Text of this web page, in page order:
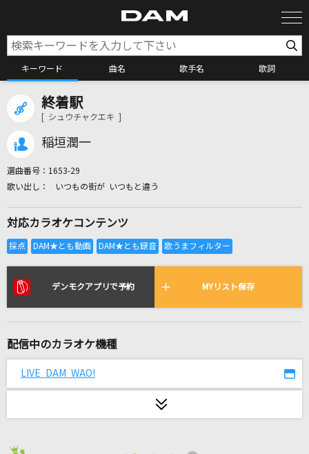
キーワード 曲名 歌手名 歌詞
全国りれき
リアルタイムで歌われている曲の一覧
奏(かなで)
[生音]君はロックを聴かない
終着駅
[ シュウチャクエキ ]
稲垣潤一
選曲番号： 1653-29
いつもの街が いつもと違う
対応カラオケコンテンツ
デンモクアプリで予約 MYリスト保存
配信中のカラオケ機種
LIVE DAM WAO!